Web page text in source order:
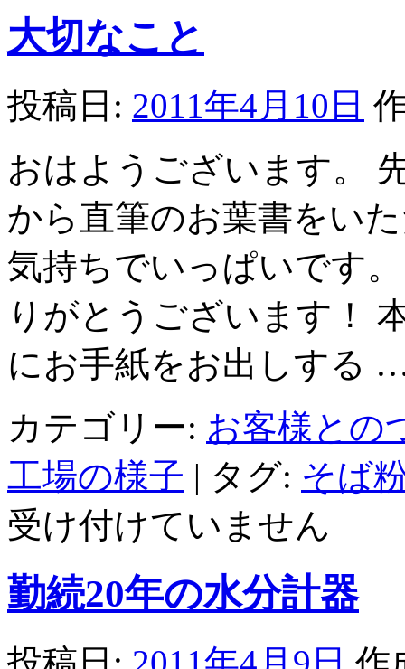
ー
の
夜
を
は
大切なこと
投稿日: 2011年4月10日
おはようございます。
から直筆のお葉書をい
気持ちでいっぱいです
りがとうございます！
にお手紙をお出しする
カテゴリー: お客様との
工場の様子 | タグ: そば
受け付けていません
勤続20年の水分計器